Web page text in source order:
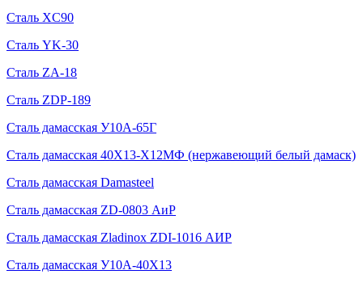
Сталь XC90
Сталь YK-30
Сталь ZA-18
Сталь ZDP-189
Сталь дамасская У10А-65Г
Сталь дамасская 40Х13-Х12МФ (нержавеющий белый дамаск)
Сталь дамасская Damasteel
Сталь дамасская ZD-0803 АиР
Сталь дамасская Zladinox ZDI-1016 АИР
Сталь дамасская У10А-40Х13